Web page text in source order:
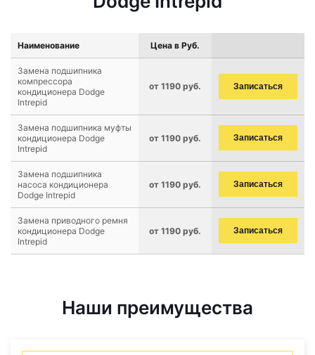
Наименование Цена в Руб.
Замена подшипника
компрессора
кондиционера Dodge
Intrepid
от 1190 руб. Записаться
Замена подшипника муфты
кондиционера Dodge
Intrepid
от 1190 руб. Записаться
Замена подшипника
насоса кондиционера
Dodge Intrepid
от 1190 руб. Записаться
Замена приводного ремня
кондиционера Dodge
Intrepid
от 1190 руб. Записаться
Наши преимущества